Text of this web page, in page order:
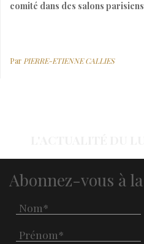
comité dans des salons
Par PIERRE-ETIENNE CALLIES
Abonnez-vous à